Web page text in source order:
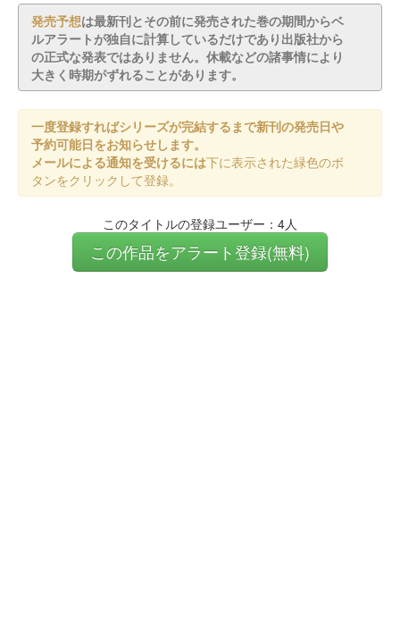
発売予想は最新刊とその前に発売された巻の期間からベ
ルアラートが独自に計算しているだけであり出版社から
の正式な発表ではありません。休載などの諸事情により
大きく時期がずれることがあります。
一度登録すればシリーズが完結するまで新刊の発売日や
予約可能日をお知らせします。
メールによる通知を受けるには下に表示された緑色のボ
タンをクリックして登録。
このタイトルの登録ユーザー：4人
この作品をアラート登録(無料)